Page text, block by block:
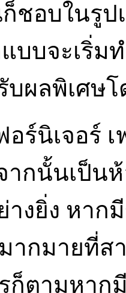
ชอบในรูป
บบจะเริ่ม
บผลพิเศษ
อร์นิเจอร์
ากนั้นเป็น
งยิ่ง หา
กมายที่ส
ก็ตามหาก